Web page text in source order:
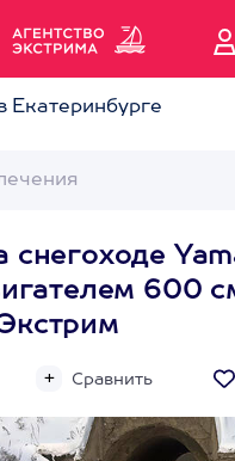
Екатеринбурге
снегоходе
600
Сравнить